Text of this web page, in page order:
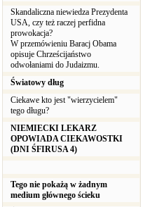
Skandaliczna niewiedza Prezydenta
USA, czy też raczej perfidna
prowokacja?
W przemówieniu Baracj Obama
opisuje Chrześcijaństwo
odwołaniami do Judaizmu.
Światowy dług
Ciekawe kto jest "wierzycielem"
tego długu?
NIEMIECKI LEKARZ
OPOWIADA CIEKAWOSTKI
(DNI ŚFIRUSA 4)
Tego nie pokażą w żadnym
medium głównego ścieku